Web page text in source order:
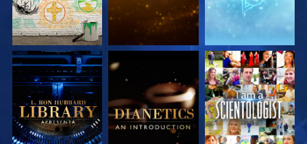
EXPLORE A SÉRIE EXPLORE A SÉRIE VEJA